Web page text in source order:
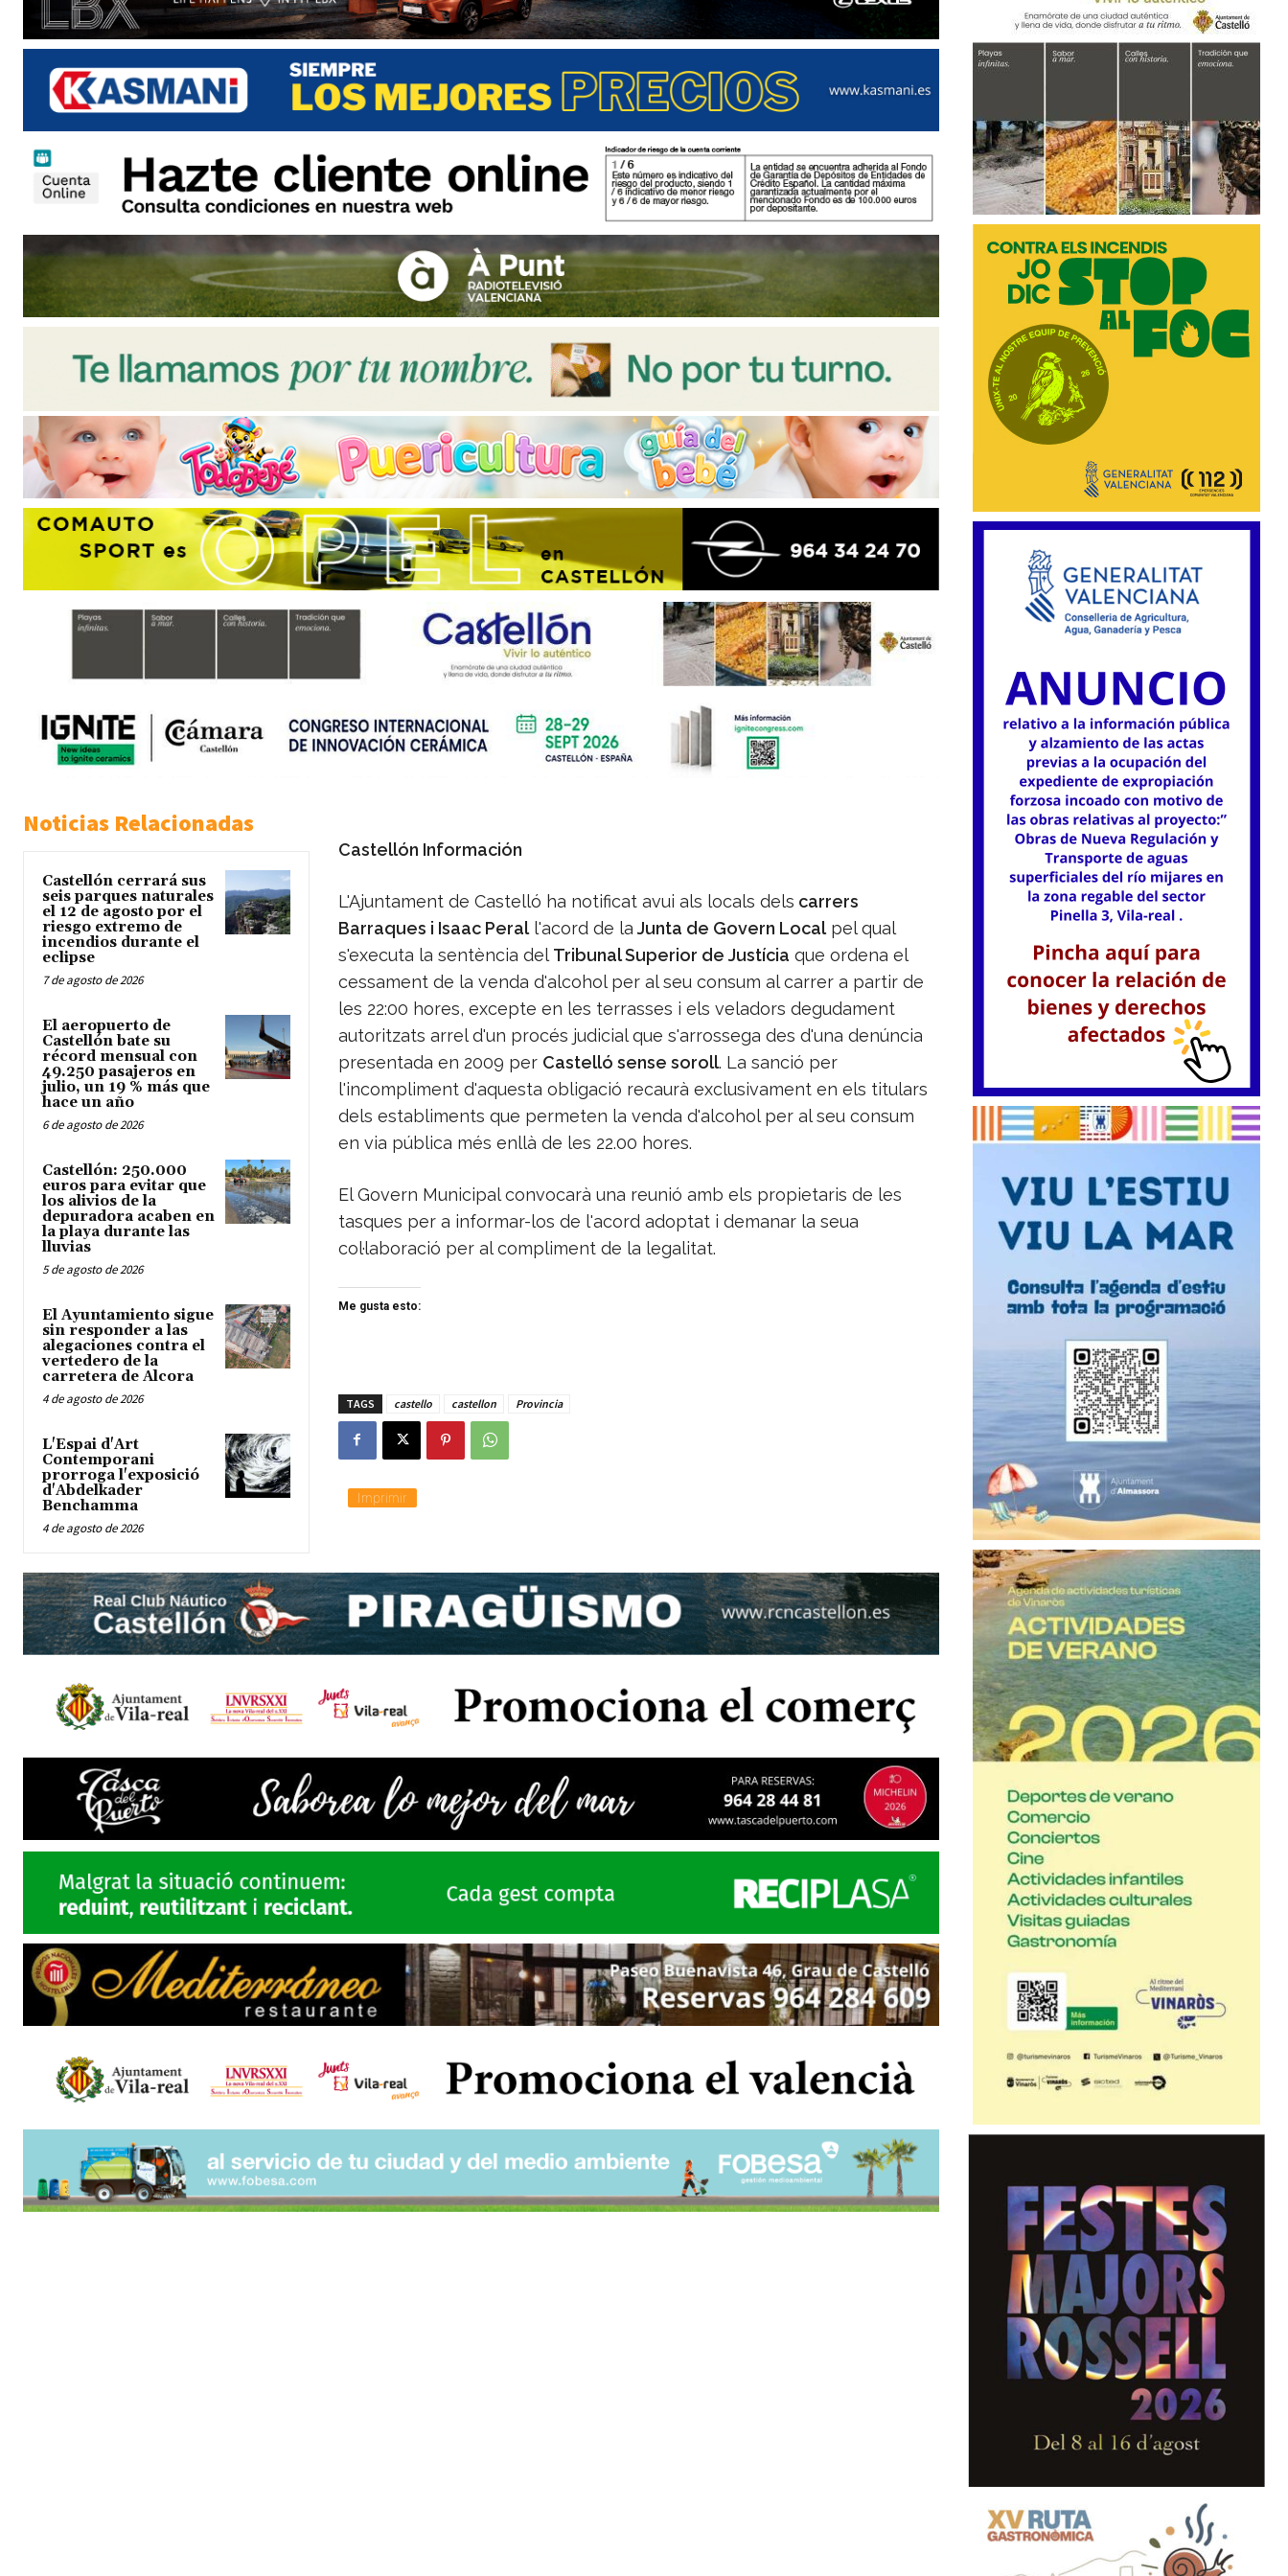
Noticias Relacionadas
Castellón cerrará sus
seis parques naturales
el 12 de agosto por el
riesgo extremo de
incendios durante el
eclipse
7 de agosto de 2026
El aeropuerto de
Castellón bate su
récord mensual con
49.250 pasajeros en
julio, un 19 % más que
hace un año
6 de agosto de 2026
Castellón: 250.000
euros para evitar que
los alivios de la
depuradora acaben en
la playa durante las
lluvias
5 de agosto de 2026
El Ayuntamiento sigue
sin responder a las
alegaciones contra el
vertedero de la
carretera de Alcora
4 de agosto de 2026
L'Espai d'Art
Contemporani
prorroga l'exposició
d'Abdelkader
Benchamma
4 de agosto de 2026
Castellón Información
L'Ajuntament de Castelló ha notificat avui als locals dels carrers
Barraques i Isaac Perall'acord de la Junta de Govern Localpel qual
s'executa la sentència del Tribunal Superior de Justícia que ordena el
cessament de la venda d'alcohol per al seu consum al carrer a partir de
les 22:00 hores, excepte en les terrasses i els veladors degudament
autoritzats arrel d'un procés judicial que s'arrossega des d'una denúncia
presentada en 2009 per Castelló sense soroll. La sanció per
l'incompliment d'aquesta obligació recaurà exclusivament en els titulars
dels establiments que permeten la venda d'alcohol per al seu consum
en via pública més enllà de les 22.00 hores.
El Govern Municipal convocarà una reunió amb els propietaris de les
tasques per a informar-los de l'acord adoptat i demanar la seua
col·laboració per al compliment de la legalitat.
Me gusta esto:
TAGS castello castellon Provincia
Imprimir